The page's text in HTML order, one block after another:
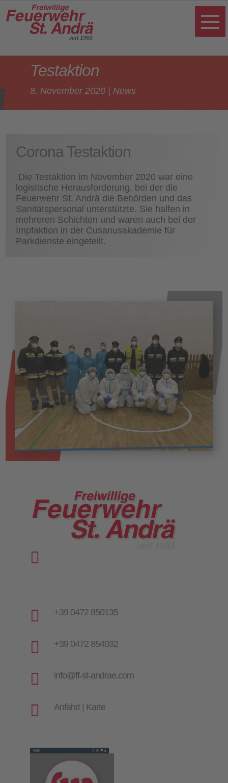
Testaktion
8. November 2020 News
Corona Testaktion
Die Testaktion im November 2020 war eine
logistische Herausforderung, bei der die
Feuerwehr St. Andrä die Behörden und das
Sanitätspersonal unterstützte. Sie halfen in
mehreren Schichten und waren auch bei der
Impfaktion in der Cusanusakademie für
Parkdienste eingeteilt.

 +39 0472 850135
 +39 0472 854032
 info@ff-st-andrae.com
 Anfahrt | Karte